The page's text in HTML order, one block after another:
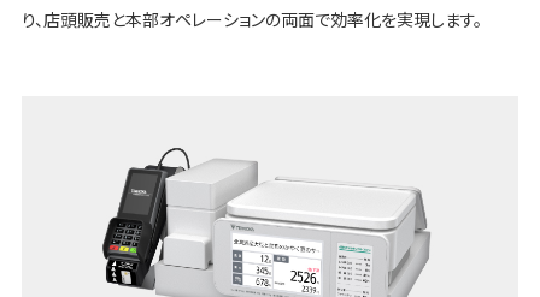
り、店頭販売と本部オペレーションの両面で効率化を実現します。